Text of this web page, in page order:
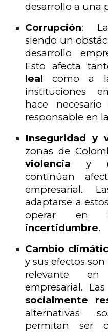
desarrollo a una
Corrupción:
siendo un
desarrollo
Esto afecta
leal como a
instituciones
hace
responsable en
Inseguridad y
zonas de
violencia y
continúan
empresarial.
adaptarse a
operar en
incertidumbre.
Cambio
y sus efectos
relevante en
empresarial.
socialmente
alternativas
permitan ser